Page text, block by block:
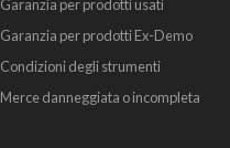
Garanzia per prodotti usati
Garanzia per prodotti Ex-Demo
Condizioni degli strumenti
Merce danneggiata o incompleta